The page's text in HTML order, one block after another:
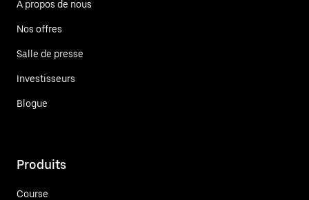
À propos de nous
Nos offres
Salle de presse
Investisseurs
Blogue
Produits
Course